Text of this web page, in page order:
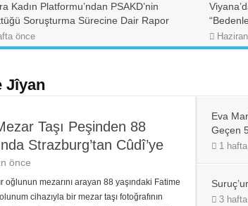
Kadın Platformu’ndan PSAKD’nin
Soruşturma Sürecine Dair Rapor
önce
Jîyan
Taşı Peşinden 88
Strazburg’tan Cûdî’ye
önce
oğlunun mezarını arayan 88 yaşındaki Fatime
cihazıyla bir mezar taşı fotoğrafının
Eva
Geçen
1
3